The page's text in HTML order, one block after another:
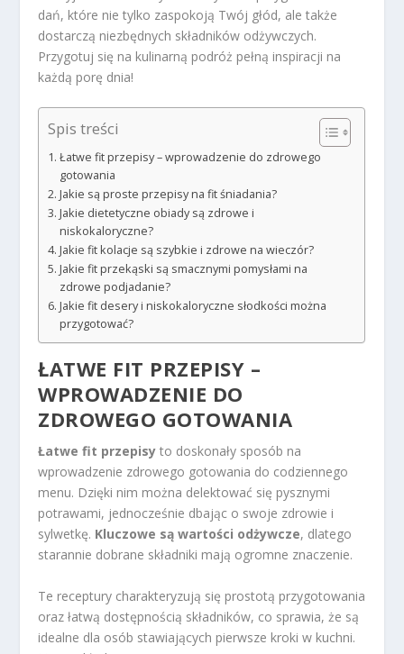
dań, które nie tylko zaspokoją Twój głód, ale także
dostarczą niezbędnych składników odżywczych.
Przygotuj się na kulinarną podróż pełną inspiracji na
każdą porę dnia!
Spis treści
Łatwe fit przepisy – wprowadzenie do zdrowego
gotowania
Jakie są proste przepisy na fit śniadania?
Jakie dietetyczne obiady są zdrowe i
niskokaloryczne?
Jakie fit kolacje są szybkie i zdrowe na wieczór?
Jakie fit przekąski są smacznymi pomysłami na
zdrowe podjadanie?
Jakie fit desery i niskokaloryczne słodkości można
przygotować?
ŁATWE FIT PRZEPISY –
WPROWADZENIE DO
ZDROWEGO GOTOWANIA
Łatwe fit przepisy to doskonały sposób na
wprowadzenie zdrowego gotowania do codziennego
menu. Dzięki nim można delektować się pysznymi
potrawami, jednocześnie dbając o swoje zdrowie i
sylwetkę. Kluczowe są wartości odżywcze, dlatego
starannie dobrane składniki mają ogromne znaczenie.
Te receptury charakteryzują się prostotą przygotowania
oraz łatwą dostępnością składników, co sprawia, że są
idealne dla osób stawiających pierwsze kroki w kuchni.